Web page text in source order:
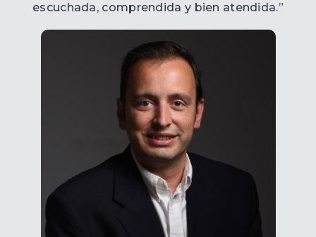
escuchada, comprendida y bien atendida.”